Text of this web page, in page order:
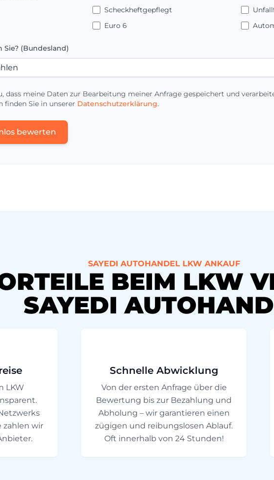
Scheckheftgepflegt
Euro 6
(Bundesland)
dass meine Daten zur Bearbeitung meiner Anfrage gespeichert und
finden Sie in unserer Datenschutzerklärung.
bewerten
SAYEDI AUTOHANDEL LKW ANKAUF
BEIM LKW
SAYEDI
LKW
zahlen wir
Schnelle Abwicklung
Von der ersten Anfrage über die
Bewertung bis zur Bezahlung und
Abholung – wir garantieren einen
zügigen und reibungslosen Ablauf.
Oft innerhalb von 24 Stunden!